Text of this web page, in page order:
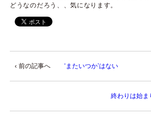
どうなのだろう、、気になります。
‹ 前の記事へ ‘またいつか’はない
終わりは始ま